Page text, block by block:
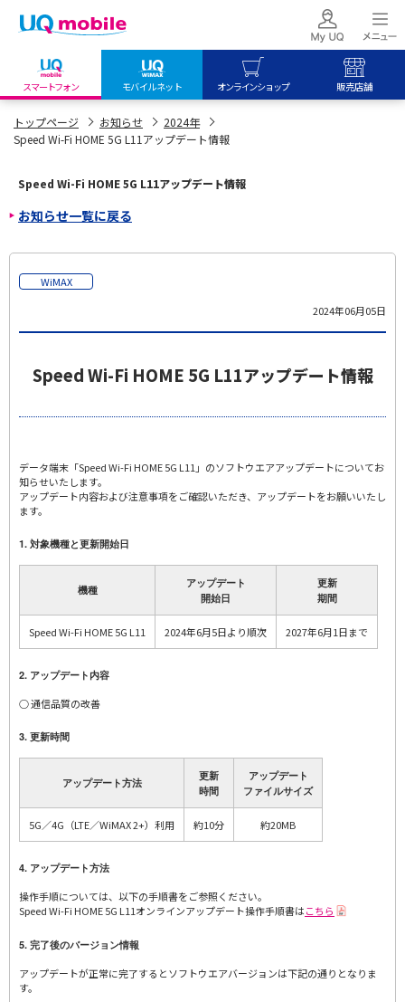
スマートフォン モバイルネット オンラインショップ 販売店舗
my UQ WiMAX
UQ WiMAX ご契約の方
My UQ mobile
データチャージサイト
UQ mobile
オンラインショップ
UQ WiMAX
UQ mobile
販売店舗
UQ WiMAX
トップページ お知らせ
2024年
Speed Wi-Fi HOME 5G L11アップデート情報
Speed Wi-Fi HOME 5G L11アップデート情報
お知らせ一覧に戻る
WiMAX
2024年06月05日
Speed Wi-Fi HOME 5G L11アップデート情報
データ端末「Speed Wi-Fi HOME 5G L11」のソフトウエアアップデートについてお
知らせいたします。
アップデート内容および注意事項をご確認いただき、アップデートをお願いいたし
ます。
1. 対象機種と更新開始日
機種
アップデート
開始日
更新
期間
Speed Wi-Fi HOME 5G L11 2024年6月5日より順次 2027年6月1日まで
2. アップデート内容
○ 通信品質の改善
3. 更新時間
アップデート方法
更新
時間
アップデート
ファイルサイズ
5G／4G（LTE／WiMAX 2+）利用 約10分 約20MB
4. アップデート方法
操作手順については、以下の手順書をご参照ください。
Speed Wi-Fi HOME 5G L11オンラインアップデート操作手順書はこちら
5. 完了後のバージョン情報
アップデートが正常に完了するとソフトウエアバージョンは下記の通りとなりま
す。